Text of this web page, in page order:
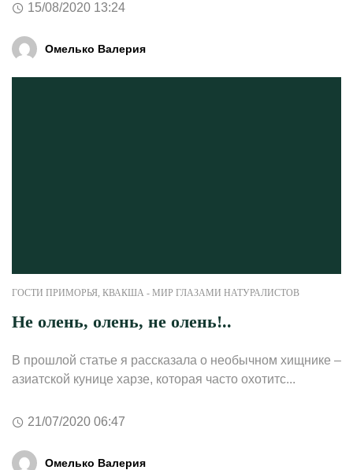
15/08/2020 13:24
Омелько Валерия
ГОСТИ ПРИМОРЬЯ, КВАКША - МИР ГЛАЗАМИ НАТУРАЛИСТОВ
Не олень, олень, не олень!..
В прошлой статье я рассказала о необычном хищнике –
азиатской кунице харзе, которая часто охотитс...
21/07/2020 06:47
Омелько Валерия